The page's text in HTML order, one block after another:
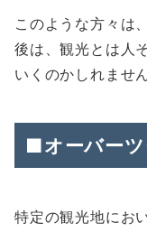
このような方々は
後は、観光とは人
いくのかしれませ
■オーバー
特定の観光地にお